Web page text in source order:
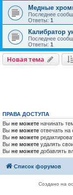
Медные
Последнее
Ответы: 1
Калибратор
Последнее
Ответы: 1
Новая тема
ПРАВА ДОСТУПА
Вы не можете начинать
Вы не можете отвечать
Вы не можете
Вы не можете удалять
Вы не можете добавлять
Список форумов
Создано на